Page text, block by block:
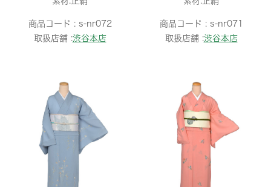
商品コード : s-nr072
取扱店舗 :渋谷本店
商品コード : s-nr071
取扱店舗 :渋谷本店